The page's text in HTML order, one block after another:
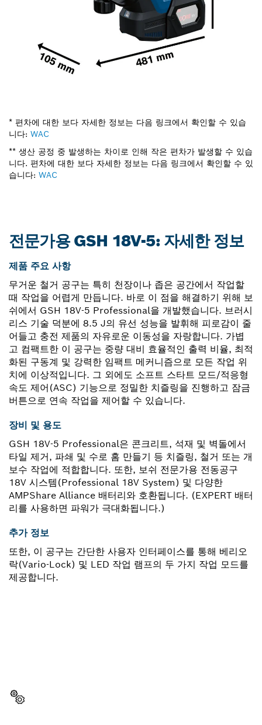
* 편차에 대한 보다 자세한 정보는 다음 링크에서 확인할 수 있습
니다: WAC
** 생산 공정 중 발생하는 차이로 인해 작은 편차가 발생할 수 있습
니다. 편차에 대한 보다 자세한 정보는 다음 링크에서 확인할 수 있
습니다: WAC
전문가용 GSH 18V-5: 자세한 정보
제품 주요 사항
무거운 철거 공구는 특히 천장이나 좁은 공간에서 작업할
때 작업을 어렵게 만듭니다. 바로 이 점을 해결하기 위해 보
쉬에서 GSH 18V-5 Professional을 개발했습니다. 브러시
리스 기술 덕분에 8.5 J의 유선 성능을 발휘해 피로감이 줄
어들고 충전 제품의 자유로운 이동성을 자랑합니다. 가볍
고 컴팩트한 이 공구는 중량 대비 효율적인 출력 비율, 최적
화된 구동계 및 강력한 임팩트 메커니즘으로 모든 작업 위
치에 이상적입니다. 그 외에도 소프트 스타트 모드/적응형
속도 제어(ASC) 기능으로 정밀한 치즐링을 진행하고 잠금
버튼으로 연속 작업을 제어할 수 있습니다.
장비 및 용도
GSH 18V-5 Professional은 콘크리트, 석재 및 벽돌에서
타일 제거, 파쇄 및 수로 홈 만들기 등 치즐링, 철거 또는 개
보수 작업에 적합합니다. 또한, 보쉬 전문가용 전동공구
18V 시스템(Professional 18V System) 및 다양한
AMPShare Alliance 배터리와 호환됩니다. (EXPERT 배터
리를 사용하면 파워가 극대화됩니다.)
추가 정보
또한, 이 공구는 간단한 사용자 인터페이스를 통해 베리오
락(Vario-Lock) 및 LED 작업 램프의 두 가지 작업 모드를
제공합니다.